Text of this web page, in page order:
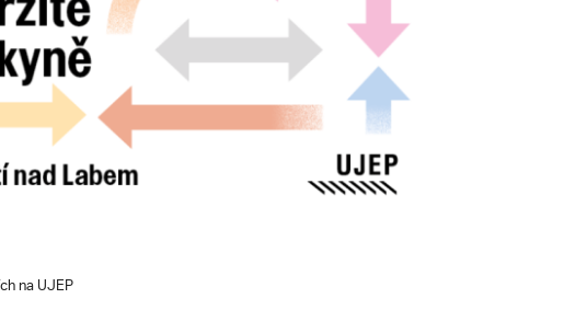
na UJEP